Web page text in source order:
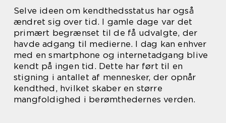
Selve ideen om kendthedsstatus har også
ændret sig over tid. I gamle dage var det
primært begrænset til de få udvalgte, der
havde adgang til medierne. I dag kan enhver
med en smartphone og internetadgang blive
kendt på ingen tid. Dette har ført til en
stigning i antallet af mennesker, der opnår
kendthed, hvilket skaber en større
mangfoldighed i berømthedernes verden.